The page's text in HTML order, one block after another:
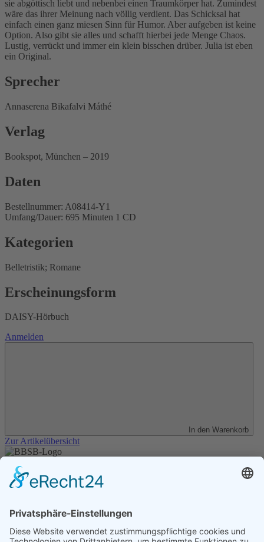
sie abgöttisch liebt und nebenbei einen Traumkörper hat. Zumindest
wäre das ihrer Meinung nach völlig verdient. Das Schicksal hat
einfach einen ganz miesen Sinn für Humor. Aber aufgeben ist keine
Option. Also gibt sie alles und schafft hierbei jede Menge Chaos.
Lustig, verrückt und immer ein klein bisschen drüber. Julia ist eben
ein Original.
Sprecher
Annaserena Bikafalvi Máthé
Verlag
Bookspot, München – 2019
Daten
Bestellnummer: A08414-Y1
Umfang/Dauer: 695 Minuten 1 CD
Kategorien
Belletristik; Romane
Erscheinungsform
DAISY-Hörbuch
Anmelden
In den Warenkorb
Zur Artikelübersicht
Unser Angebot
Shop
Datenschutz
Kontakt